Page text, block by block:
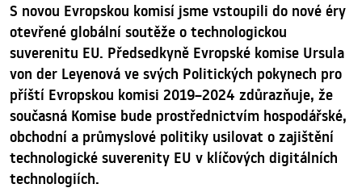
S novou Evropskou komisí jsme vstoupili do nové éry
otevřené globální soutěže o technologickou
suverenitu EU. Předsedkyně Evropské komise Ursula
von der Leyenová ve svých Politických pokynech pro
příští Evropskou komisi 2019–2024 zdůrazňuje, že
současná Komise bude prostřednictvím hospodářské,
obchodní a průmyslové politiky usilovat o zajištění
technologické suverenity EU v klíčových digitálních
technologiích.